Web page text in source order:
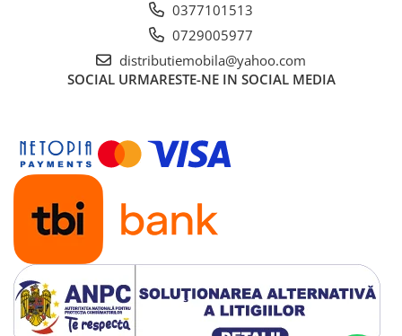
0377101513
0729005977
distributiemobila@yahoo.com
SOCIAL URMARESTE-NE IN SOCIAL MEDIA